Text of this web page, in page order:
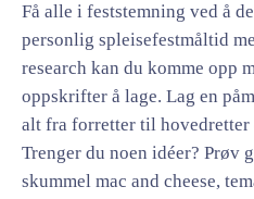
Få alle i feststemning ved å
personlig spleisefestmåltid
research kan du komme opp
oppskrifter å lage. Lag en
alt fra forretter til
Trenger du noen idéer? Prøv
skummel mac and cheese,